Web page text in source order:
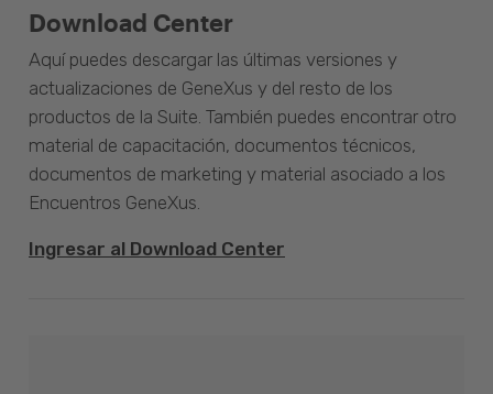
Download Center
Aquí puedes descargar las últimas versiones y
actualizaciones de GeneXus y del resto de los
productos de la Suite. También puedes encontrar otro
material de capacitación, documentos técnicos,
documentos de marketing y material asociado a los
Encuentros GeneXus.
Ingresar al Download Center